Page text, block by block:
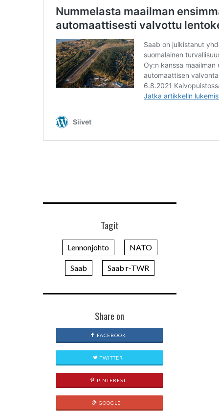
Tagit
Lennonjohto NATO
Saab Saab r-TWR
Share on
FACEBOOK
TWITTER
PINTEREST
GOOGLE+